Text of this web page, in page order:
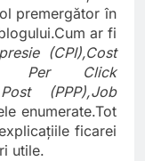
premergător în
ar fi
(CPI),Cost
Per Click
(PPP),Job
enumerate.Tot
ficarei
utile.